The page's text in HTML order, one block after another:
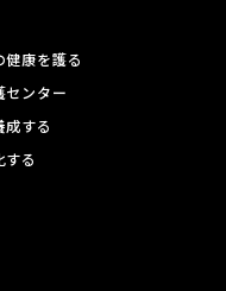
康を護る
センター
する
る